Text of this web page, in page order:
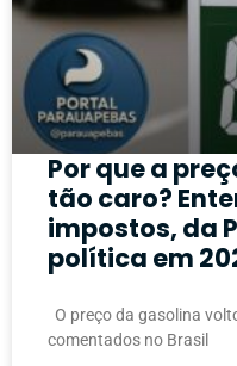
Por que a
tão caro?
impostos, da
política em
O preço da gasolina
comentados no Brasil